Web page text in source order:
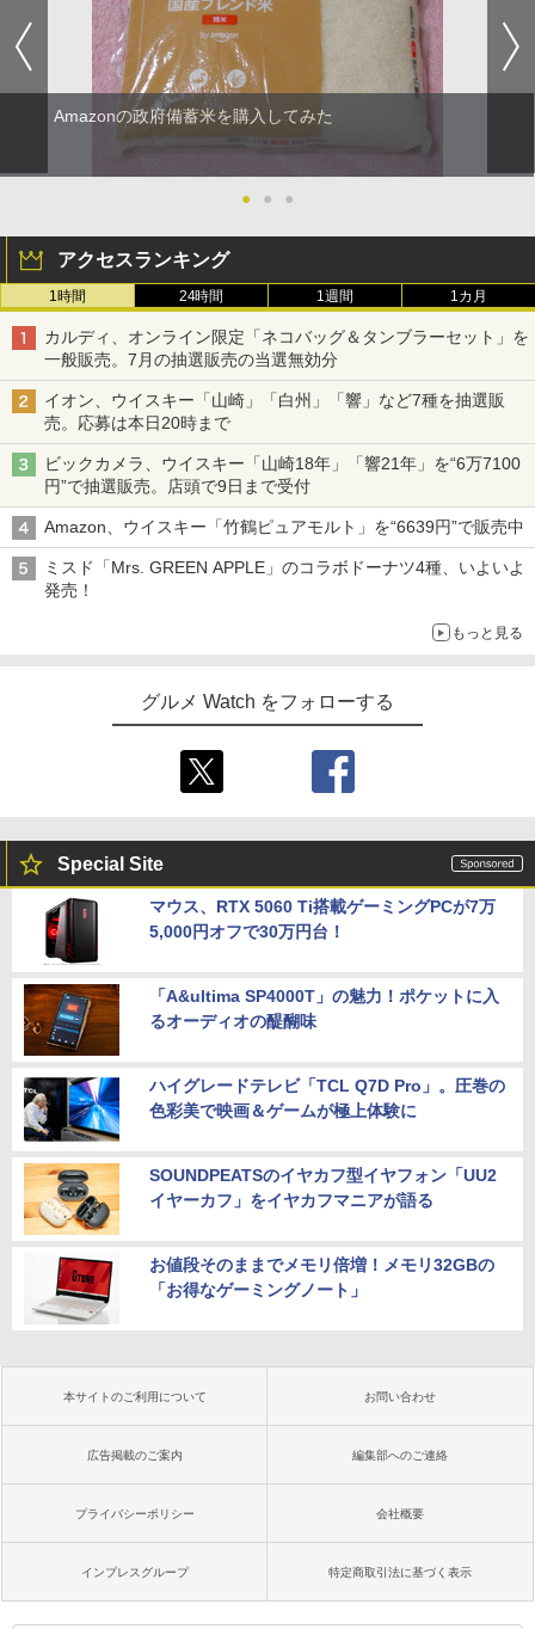
Amazonの政府備蓄米を購入してみた
● ● ●
アクセスランキング
1時間 24時間 1週間 1カ月
カルディ、オンライン限定「ネコバッグ＆タンブラーセット」を
一般販売。7月の抽選販売の当選無効分
イオン、ウイスキー「山崎」「白州」「響」など7種を抽選販
売。応募は本日20時まで
ビックカメラ、ウイスキー「山崎18年」「響21年」を“6万7100
円”で抽選販売。店頭で9日まで受付
Amazon、ウイスキー「竹鶴ピュアモルト」を“6639円”で販売中
ミスド「Mrs. GREEN APPLE」のコラボドーナツ4種、いよいよ
発売！
もっと見る
グルメ Watch をフォローする
Special Site
マウス、RTX 5060 Ti搭載ゲーミングPCが7万
5,000円オフで30万円台！
「A&ultima SP4000T」の魅力！ポケットに入
るオーディオの醍醐味
ハイグレードテレビ「TCL Q7D Pro」。圧巻の
色彩美で映画＆ゲームが極上体験に
SOUNDPEATSのイヤカフ型イヤフォン「UU2
イヤーカフ」をイヤカフマニアが語る
お値段そのままでメモリ倍増！メモリ32GBの
「お得なゲーミングノート」
本サイトのご利用について お問い合わせ
広告掲載のご案内 編集部へのご連絡
プライバシーポリシー 会社概要
インプレスグループ 特定商取引法に基づく表示